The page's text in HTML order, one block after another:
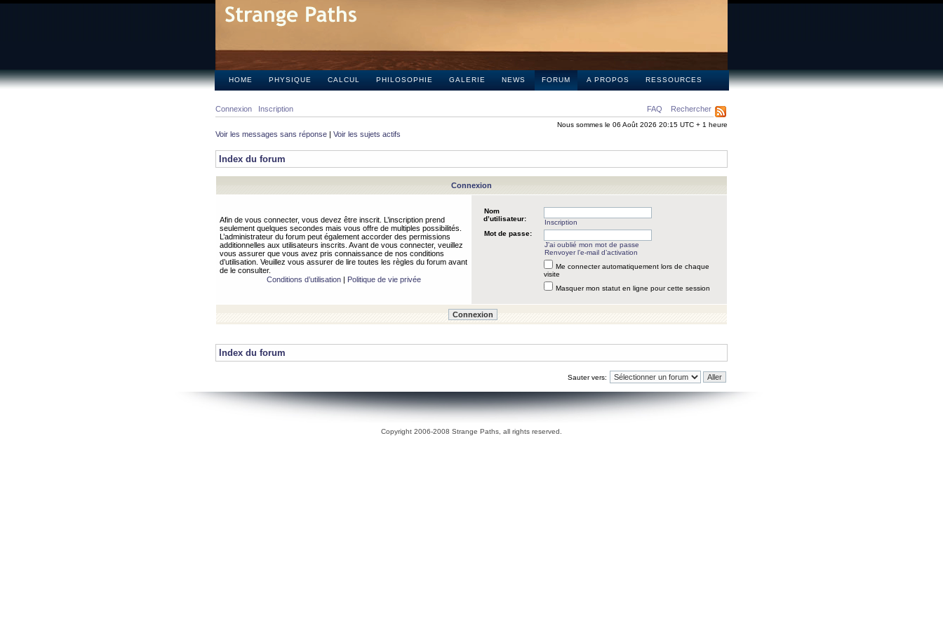
HOME PHYSIQUE CALCUL PHILOSOPHIE GALERIE NEWS FORUM A PROPOS RESSOURCES
FAQ Rechercher
Connexion Inscription
Nous sommes le 06 Août 2026 20:15 UTC + 1 heure
Voir les messages sans réponse | Voir les sujets actifs
Index du forum
Connexion
Afin de vous connecter, vous devez être inscrit. L’inscription prend
seulement quelques secondes mais vous offre de multiples possibilités.
L’administrateur du forum peut également accorder des permissions
additionnelles aux utilisateurs inscrits. Avant de vous connecter, veuillez
vous assurer que vous avez pris connaissance de nos conditions
d’utilisation. Veuillez vous assurer de lire toutes les règles du forum avant
de le consulter.
Conditions d’utilisation| Politique de vie privée
Nom
d’utilisateur:
Inscription
Mot de passe:
J’ai oublié mon mot de passe
Renvoyer l’e-mail d’activation
Me connecter automatiquement lors de chaque
visite
Masquer mon statut en ligne pour cette session
Index du forum
Sauter vers:
Copyright 2006-2008 Strange Paths, all rights reserved.